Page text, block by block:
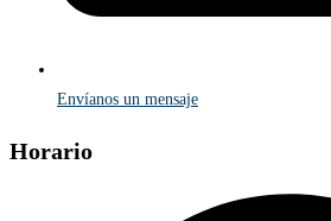
Envíanos un mensaje
Horario